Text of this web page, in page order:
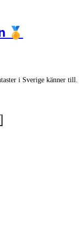
🏅
i Sverige känner till.